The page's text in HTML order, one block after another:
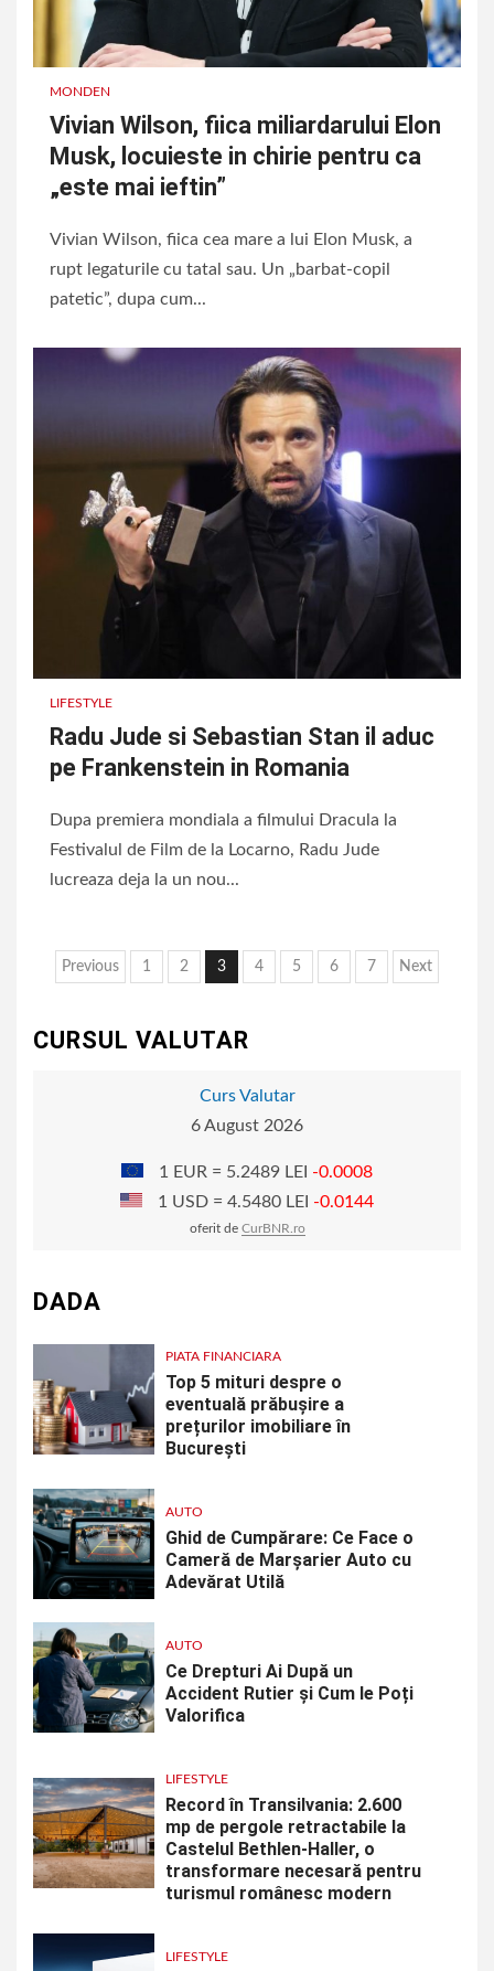
MONDEN
Vivian Wilson, fiica miliardarului Elon
Musk, locuieste in chirie pentru ca
„este mai ieftin”
Vivian Wilson, fiica cea mare a lui Elon Musk, a
rupt legaturile cu tatal sau. Un „barbat-copil
patetic”, dupa cum...
LIFESTYLE
Radu Jude si Sebastian Stan il aduc
pe Frankenstein in Romania
Dupa premiera mondiala a filmului Dracula la
Festivalul de Film de la Locarno, Radu Jude
lucreaza deja la un nou...
Paginație
Previous 1 2 3 4 5 6 7 Next
CURSUL VALUTAR
Curs Valutar
6 August 2026
1 EUR = 5.2489 LEI -0.0008
1 USD = 4.5480 LEI -0.0144
oferit de CurBNR.ro
DADA
PIATA FINANCIARA
Top 5 mituri despre o
eventuală prăbușire a
prețurilor imobiliare în
București
AUTO
Ghid de Cumpărare: Ce Face o
Cameră de Marșarier Auto cu
Adevărat Utilă
AUTO
Ce Drepturi Ai După un
Accident Rutier și Cum le Poți
Valorifica
LIFESTYLE
Record în Transilvania: 2.600
mp de pergole retractabile la
Castelul Bethlen-Haller, o
transformare necesară pentru
turismul românesc modern
LIFESTYLE